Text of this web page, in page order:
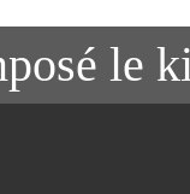
le